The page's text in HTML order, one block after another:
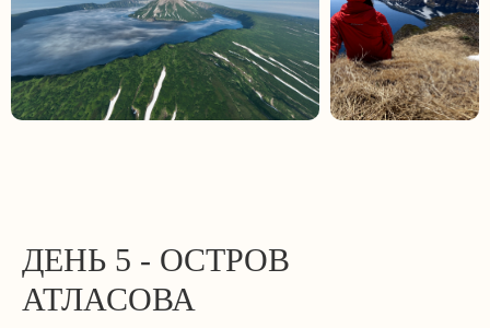
ДЕНЬ 5 - ОСТРОВ
АТЛАСОВА